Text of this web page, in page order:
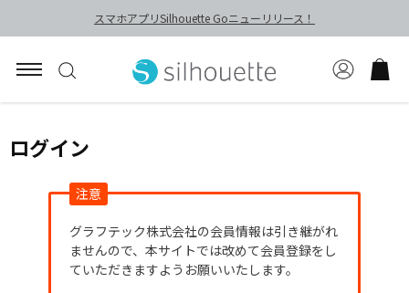
スマホアプリSilhouette Goニューリリース！
ログイン
注意
グラフテック株式会社の会員情報は引き継がれ
ませんので、本サイトでは改めて会員登録をし
ていただきますようお願いいたします。